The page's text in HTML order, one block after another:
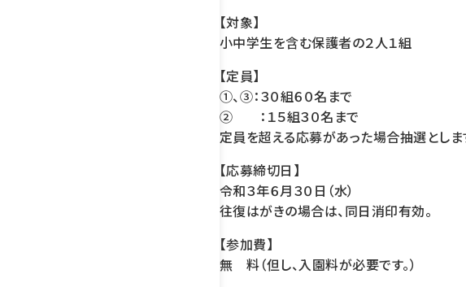
【対象】
小中学生を含む保護者の２人１組
【定員】
①、③：３０組６０名まで
② ：１５組３０名まで
定員を超える応募があった場合抽選としま
【応募締切日】
令和３年６月３０日（水）
往復はがきの場合は、同日消印有効。
【参加費】
無 料（但し、入園料が必要です。）